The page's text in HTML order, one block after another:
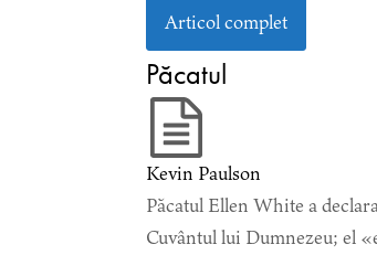
Articol complet
Păcatul
Kevin Paulson
Păcatul Ellen White a
Cuvântul lui Dumnezeu; el